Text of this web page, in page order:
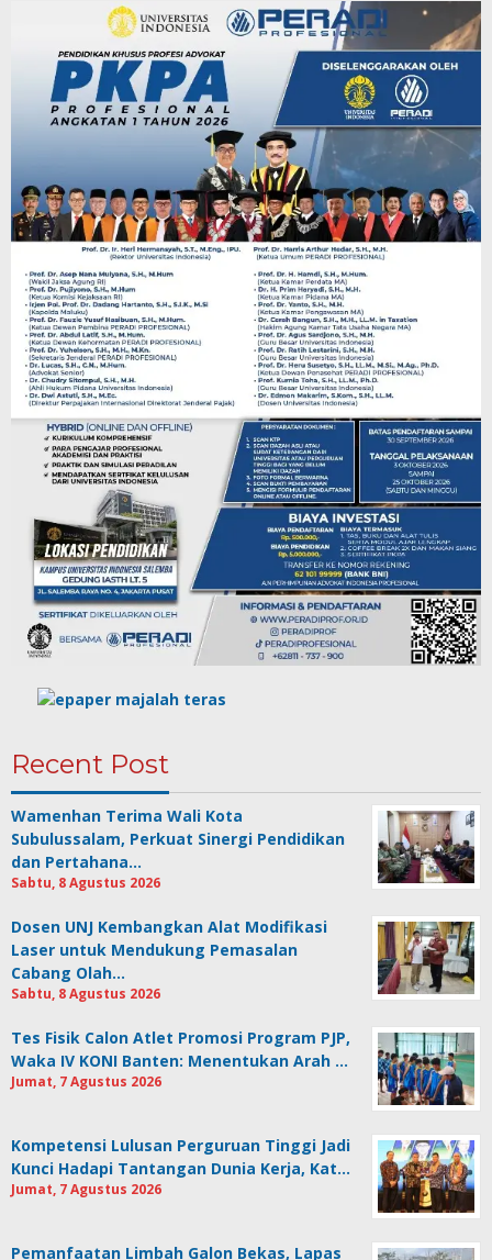
Recent Post
Wamenhan Terima Wali Kota
Subulussalam, Perkuat Sinergi Pendidikan
dan Pertahana…
Sabtu, 8 Agustus 2026
Dosen UNJ Kembangkan Alat Modifikasi
Laser untuk Mendukung Pemasalan
Cabang Olah…
Sabtu, 8 Agustus 2026
Tes Fisik Calon Atlet Promosi Program PJP,
Waka IV KONI Banten: Menentukan Arah …
Jumat, 7 Agustus 2026
Kompetensi Lulusan Perguruan Tinggi Jadi
Kunci Hadapi Tantangan Dunia Kerja, Kat…
Jumat, 7 Agustus 2026
Pemanfaatan Limbah Galon Bekas, Lapas